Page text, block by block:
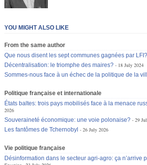
YOU MIGHT ALSO LIKE
From the same author
Que nous disent les sept communes gagnées par LFI?
Décentralisation: le triomphe des maires?
18 July 2024
Sommes-nous face à un échec de la politique de la
Politique française et internationale
États baltes: trois pays mobilisés face à la menace
2026
Souveraineté économique: une voie polonaise?
29
Les fantômes de Tchernobyl
26 July 2026
Vie politique française
Désinformation dans le secteur agri-agro: ça n’arrive